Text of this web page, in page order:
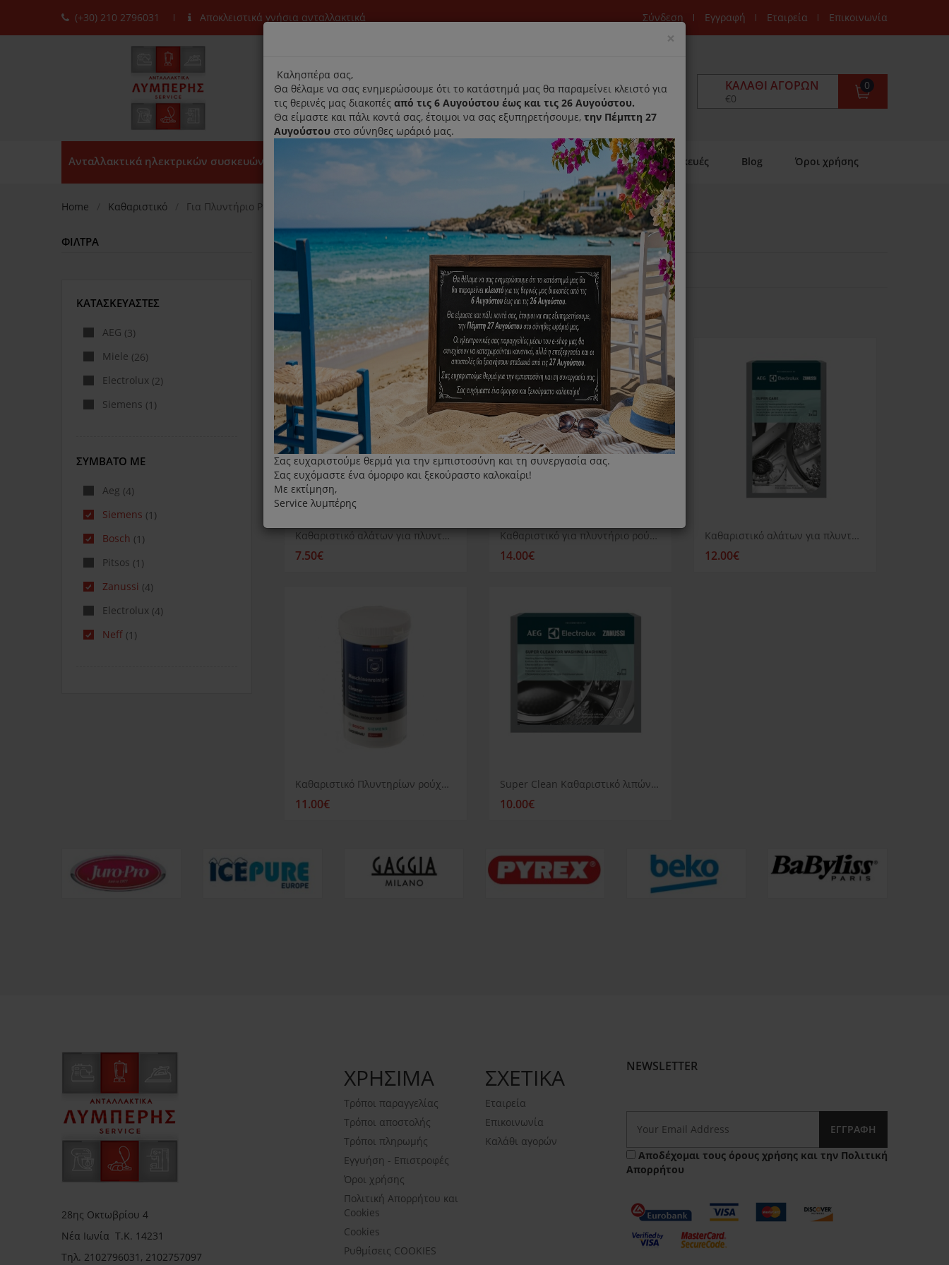
(+30) 210 2796031 Αποκλειστικά γνήσια ανταλλακτικά Σύνδεση Εγγραφή Εταιρεία Επικοινωνία
ΚΑΛΆΘΙ ΑΓΟΡΏΝ
0
€0
Ανταλλακτικά ηλεκτρικών συσκευών Αρχική Παραλαβή- Παράδοση Κατ'οικον Επισκευές Blog Όροι χρήσης
Home Καθαριστικό Για Πλυντήριο Ρούχων
ΦΊΛΤΡΑ
ΚΑΤΑΣΚΕΥΑΣΤΈΣ
AEG (3)
Miele (26)
Electrolux (2)
Siemens (1)
ΣΥΜΒΑΤΌ ΜΕ
Aeg (4)
Siemens (1)
Bosch (1)
Pitsos (1)
Zanussi (4)
Electrolux (4)
Neff (1)
Ταξινόμηση ανά: Εμφάνιση:
Καθαριστικό αλάτων για πλυντήριο ρούχων ή πιάτων Electrolux
7.50€
Καθαριστικό για πλυντήριο ρούχων ή πιάτων AEG Clean and Care
14.00€
Καθαριστικό αλάτων για πλυντήριο ρούχων ή πιάτων AEG
12.00€
Καθαριστικό Πλυντηρίων ρούχων Siemens
11.00€
Super Clean Καθαριστικό λιπών πλυντηρίου ρούχων Aeg
10.00€
28ης Οκτωβρίου 4
Νέα Ιωνία Τ.Κ. 14231
Τηλ. 2102796031, 2102757097
ΧΡΗΣΙΜΑ
Τρόποι παραγγελίας
Τρόποι αποστολής
Τρόποι πληρωμής
Εγγυήση - Επιστροφές
Όροι χρήσης
Πολιτική Απορρήτου και
Cookies
Cookies
Ρυθμίσεις COOKIES
ΣΧΕΤΙΚΑ
Εταιρεία
Επικοινωνία
Καλάθι αγορών
NEWSLETTER
ΕΓΓΡΑΦΉ
Αποδέχομαι τους όρους χρήσης και την Πολιτική
Απορρήτου
× Close
title
Καλησπέρα σας,
Θα θέλαμε να σας ενημερώσουμε ότι το κατάστημά μας θα παραμείνει κλειστό για
τις θερινές μας διακοπές από τις 6 Αυγούστου έως και τις 26 Αυγούστου.
Θα είμαστε και πάλι κοντά σας, έτοιμοι να σας εξυπηρετήσουμε, την Πέμπτη 27
Αυγούστου στο σύνηθες ωράριό μας.
Σας ευχαριστούμε θερμά για την εμπιστοσύνη και τη συνεργασία σας.
Σας ευχόμαστε ένα όμορφο και ξεκούραστο καλοκαίρι!
Με εκτίμηση,
Service λυμπέρης